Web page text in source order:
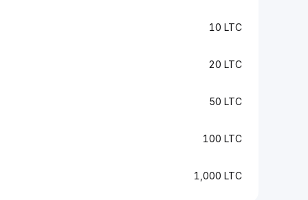
10 LTC
20 LTC
50 LTC
100 LTC
1,000 LTC